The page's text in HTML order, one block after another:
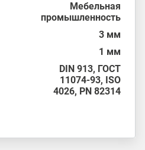
Мебельная
промышленность
3 мм
1 мм
DIN 913, ГОСТ
11074-93, ISO
4026, PN 82314